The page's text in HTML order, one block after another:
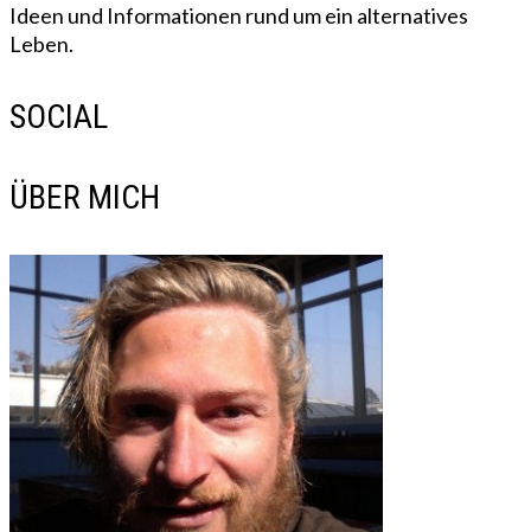
Ideen und Informationen rund um ein alternatives
Leben.
SOCIAL
ÜBER MICH